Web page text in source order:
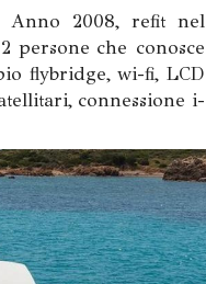
Anno 2008, refit nel
persone che conosce
flybridge, wi-fi, LCD
connessione i-